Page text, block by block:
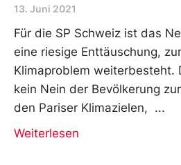
13. Juni 2021
Für die SP Schweiz ist das
eine riesige Enttäuschung,
Klimaproblem weiterbesteht.
kein Nein der Bevölkerung
den Pariser Klimazielen,
Weiterlesen